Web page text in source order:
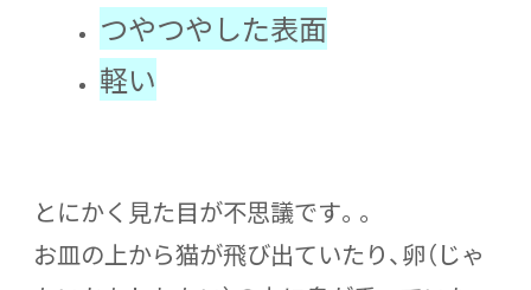
つやつやした表面
軽い
とにかく見た目が不思議です。。
お皿の上から猫が飛び出ていたり、卵（じゃ